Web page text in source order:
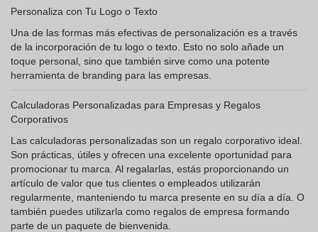
Personaliza con Tu Logo o Texto
Una de las formas más efectivas de personalización es a través
de la incorporación de tu logo o texto. Esto no solo añade un
toque personal, sino que también sirve como una potente
herramienta de branding para las empresas.
Calculadoras Personalizadas para Empresas y Regalos
Corporativos
Las calculadoras personalizadas son un regalo corporativo ideal.
Son prácticas, útiles y ofrecen una excelente oportunidad para
promocionar tu marca. Al regalarlas, estás proporcionando un
artículo de valor que tus clientes o empleados utilizarán
regularmente, manteniendo tu marca presente en su día a día. O
también puedes utilizarla como regalos de empresa formando
parte de un paquete de bienvenida.